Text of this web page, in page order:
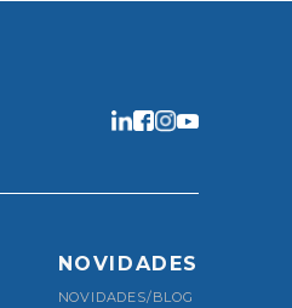
NOVIDADES
NOVIDADES/BLOG